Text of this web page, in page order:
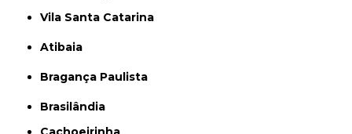
Vila Santa Catarina
Atibaia
Bragança Paulista
Brasilândia